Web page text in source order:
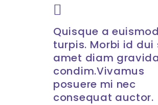
Quisque a euismod
turpis. Morbi id dui
amet diam
condim.Vivamus
posuere mi nec
consequat auctor.